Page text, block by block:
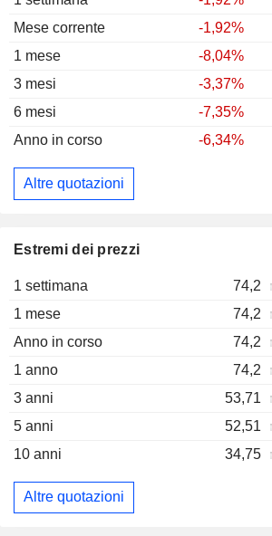
Mese corrente
-1,92%
1 mese
-8,04%
3 mesi
-3,37%
6 mesi
-7,35%
Anno in corso
-6,34%
Altre quotazioni
Estremi dei prezzi
1 settimana 74,2
1 mese
74,2
Anno in corso
74,2
1 anno
74,2
3 anni
53,71
5 anni
52,51
10 anni
34,75
Altre quotazioni